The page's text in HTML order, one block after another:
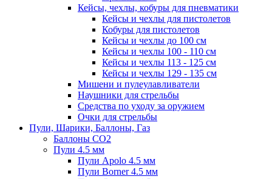
Кейсы, чехлы, кобуры для пневматики
Кейсы и чехлы для пистолетов
Кобуры для пистолетов
Кейсы и чехлы до 100 см
Кейсы и чехлы 100 - 110 см
Кейсы и чехлы 113 - 125 см
Кейсы и чехлы 129 - 135 см
Мишени и пулеулавливатели
Наушники для стрельбы
Средства по уходу за оружием
Очки для стрельбы
Пули, Шарики, Баллоны, Газ
Баллоны CO2
Пули 4.5 мм
Пули Apolo 4.5 мм
Пули Borner 4.5 мм